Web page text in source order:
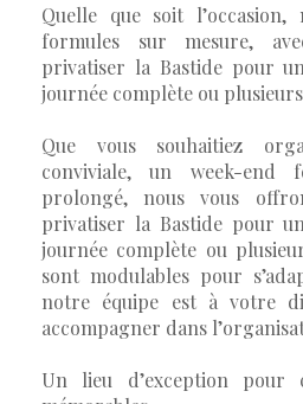
Quelle que soit l’occasion,
formules sur mesure,
privatiser la Bastide pour
journée complète ou
Que vous souhaitiez
conviviale, un week-
prolongé, nous vous
privatiser la Bastide pour
journée complète ou
sont modulables pour
notre équipe est à votre
accompagner dans
Un lieu d’exception pour